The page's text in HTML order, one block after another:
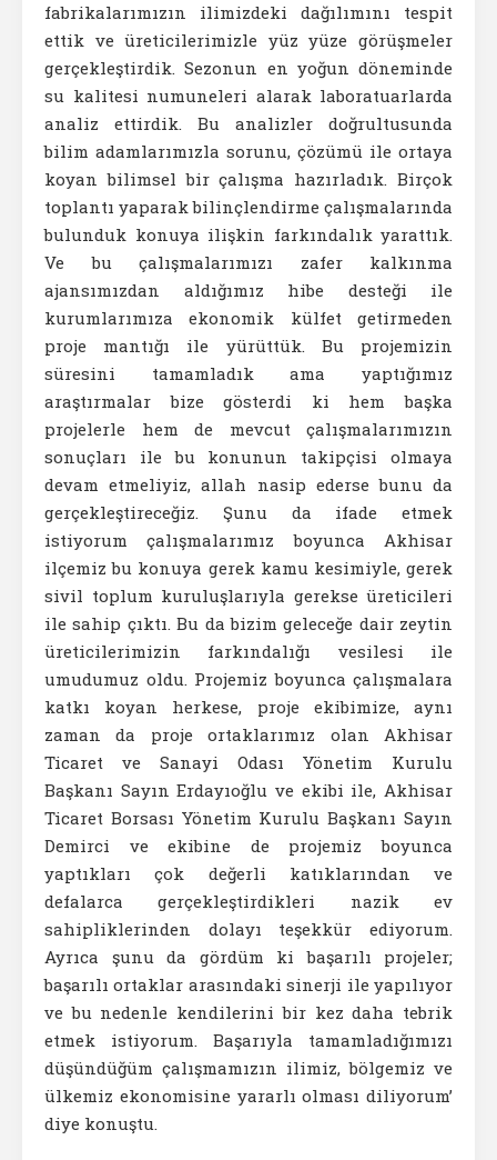
fabrikalarımızın ilimizdeki dağılımını tespit
ettik ve üreticilerimizle yüz yüze görüşmeler
gerçekleştirdik. Sezonun en yoğun döneminde
su kalitesi numuneleri alarak laboratuarlarda
analiz ettirdik. Bu analizler doğrultusunda
bilim adamlarımızla sorunu, çözümü ile ortaya
koyan bilimsel bir çalışma hazırladık. Birçok
toplantı yaparak bilinçlendirme çalışmalarında
bulunduk konuya ilişkin farkındalık yarattık.
Ve bu çalışmalarımızı zafer kalkınma
ajansımızdan aldığımız hibe desteği ile
kurumlarımıza ekonomik külfet getirmeden
proje mantığı ile yürüttük. Bu projemizin
süresini tamamladık ama yaptığımız
araştırmalar bize gösterdi ki hem başka
projelerle hem de mevcut çalışmalarımızın
sonuçları ile bu konunun takipçisi olmaya
devam etmeliyiz, allah nasip ederse bunu da
gerçekleştireceğiz. Şunu da ifade etmek
istiyorum çalışmalarımız boyunca Akhisar
ilçemiz bu konuya gerek kamu kesimiyle, gerek
sivil toplum kuruluşlarıyla gerekse üreticileri
ile sahip çıktı. Bu da bizim geleceğe dair zeytin
üreticilerimizin farkındalığı vesilesi ile
umudumuz oldu. Projemiz boyunca çalışmalara
katkı koyan herkese, proje ekibimize, aynı
zaman da proje ortaklarımız olan Akhisar
Ticaret ve Sanayi Odası Yönetim Kurulu
Başkanı Sayın Erdayıoğlu ve ekibi ile, Akhisar
Ticaret Borsası Yönetim Kurulu Başkanı Sayın
Demirci ve ekibine de projemiz boyunca
yaptıkları çok değerli katıklarından ve
defalarca gerçekleştirdikleri nazik ev
sahipliklerinden dolayı teşekkür ediyorum.
Ayrıca şunu da gördüm ki başarılı projeler;
başarılı ortaklar arasındaki sinerji ile yapılıyor
ve bu nedenle kendilerini bir kez daha tebrik
etmek istiyorum. Başarıyla tamamladığımızı
düşündüğüm çalışmamızın ilimiz, bölgemiz ve
ülkemiz ekonomisine yararlı olması diliyorum’
diye konuştu.